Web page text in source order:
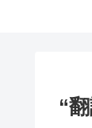
“